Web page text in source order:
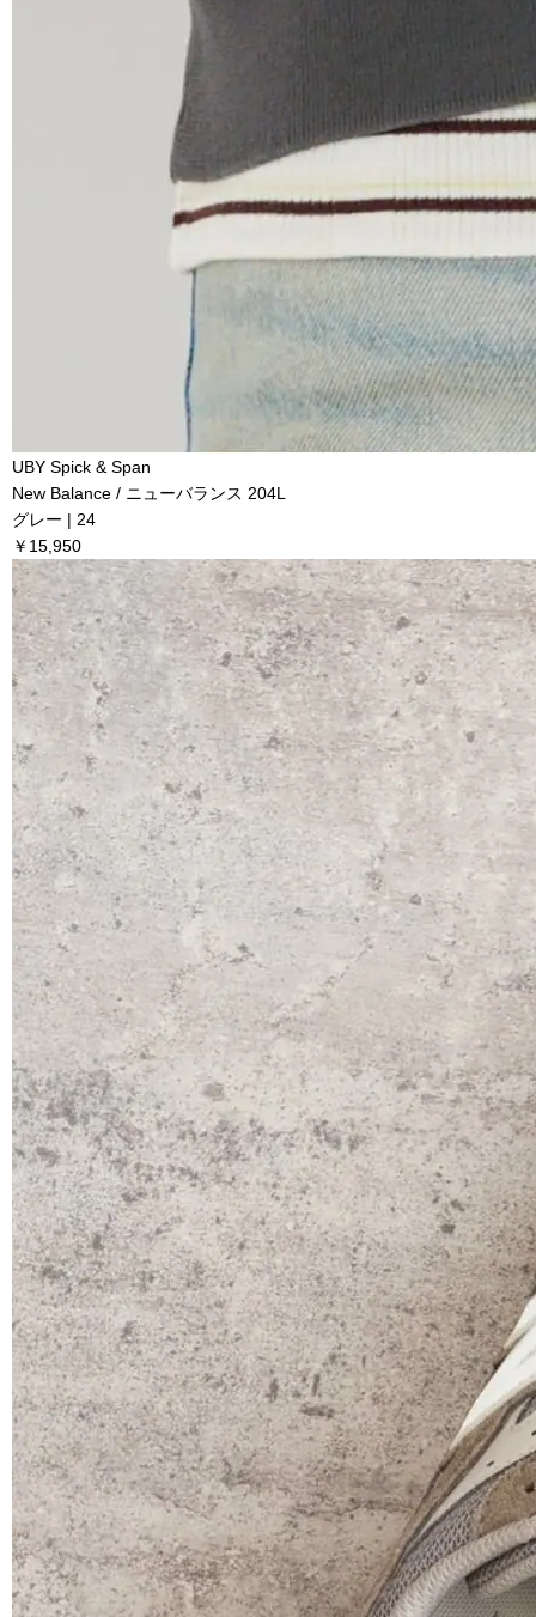
UBY Spick & Span
New Balance / ニューバランス 204L
グレー | 24
￥15,950